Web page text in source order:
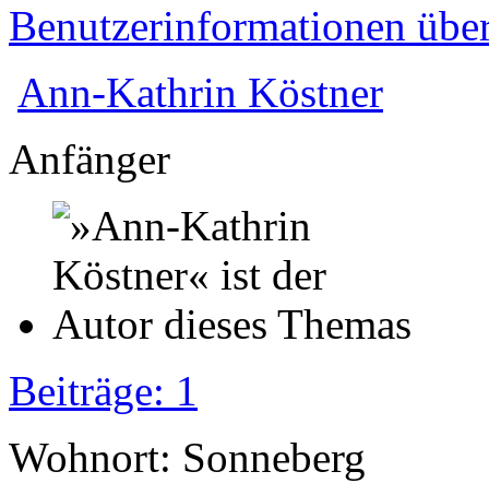
Benutzerinformationen
Ann-Kathrin Köstner
Anfänger
Beiträge: 1
Wohnort: Sonneberg